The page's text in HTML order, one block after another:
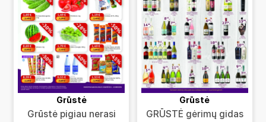
Grūstė
Grūstė pigiau nerasi
Grūstė
GRŪSTĖ gėrimų gidas